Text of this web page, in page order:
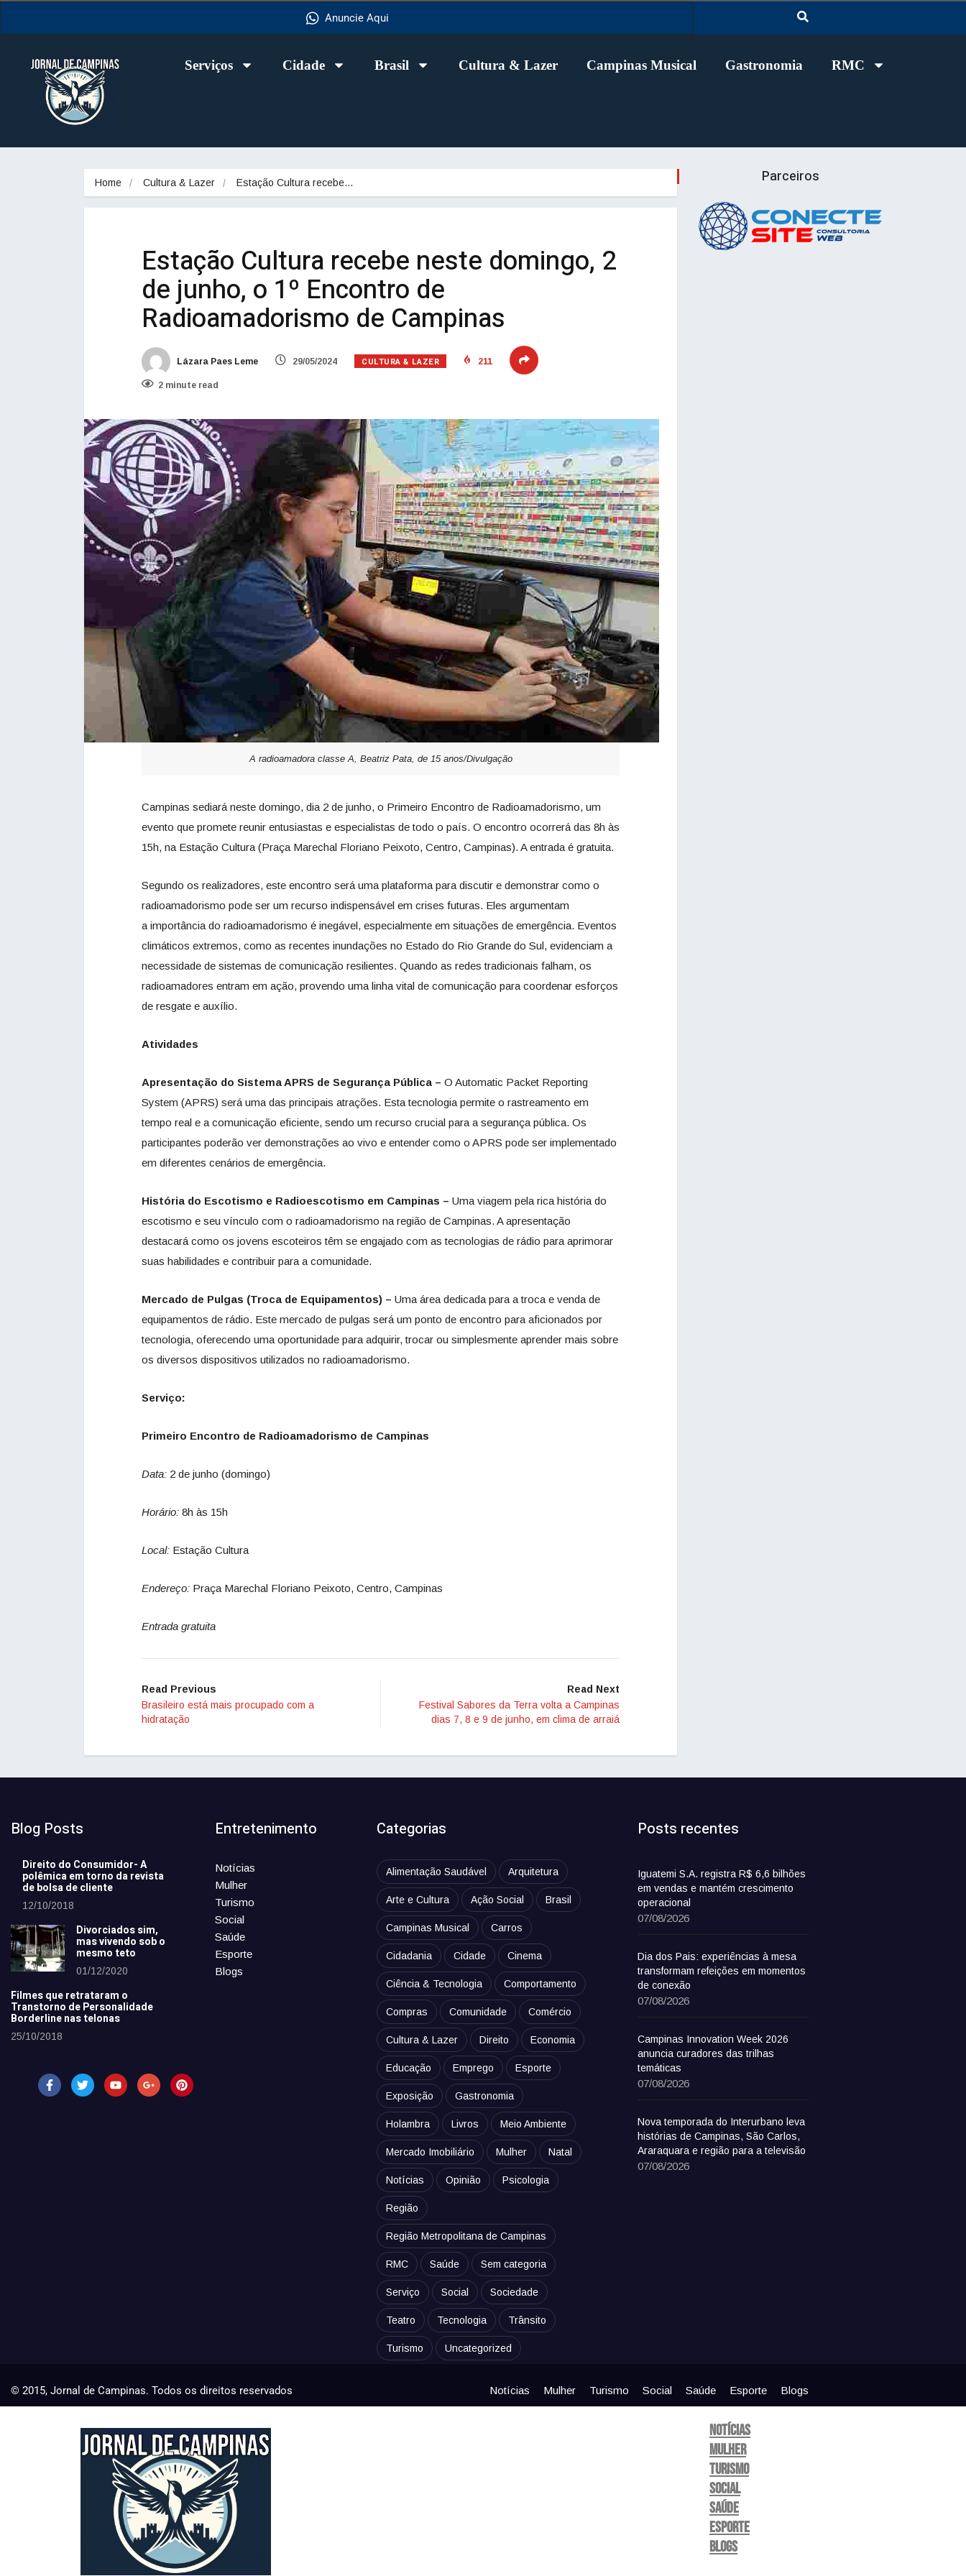
Anuncie Aqui
Serviços Cidade Brasil Cultura & Lazer Campinas Musical Gastronomia RMC
Home Cultura & Lazer Estação Cultura recebe…
Estação Cultura recebe neste domingo, 2
de junho, o 1º Encontro de
Radioamadorismo de Campinas
Lázara Paes Leme 29/05/2024 CULTURA & LAZER 211
2 minute read
A radioamadora classe A, Beatriz Pata, de 15 anos/Divulgação
Campinas sediará neste domingo, dia 2 de junho, o Primeiro Encontro de Radioamadorismo, um
evento que promete reunir entusiastas e especialistas de todo o país. O encontro ocorrerá das 8h às
15h, na Estação Cultura (Praça Marechal Floriano Peixoto, Centro, Campinas). A entrada é gratuita.
Segundo os realizadores, este encontro será uma plataforma para discutir e demonstrar como o
radioamadorismo pode ser um recurso indispensável em crises futuras. Eles argumentam
a importância do radioamadorismo é inegável, especialmente em situações de emergência. Eventos
climáticos extremos, como as recentes inundações no Estado do Rio Grande do Sul, evidenciam a
necessidade de sistemas de comunicação resilientes. Quando as redes tradicionais falham, os
radioamadores entram em ação, provendo uma linha vital de comunicação para coordenar esforços
de resgate e auxílio.
Atividades
Apresentação do Sistema APRS de Segurança Pública – O Automatic Packet Reporting
System (APRS) será uma das principais atrações. Esta tecnologia permite o rastreamento em
tempo real e a comunicação eficiente, sendo um recurso crucial para a segurança pública. Os
participantes poderão ver demonstrações ao vivo e entender como o APRS pode ser implementado
em diferentes cenários de emergência.
História do Escotismo e Radioescotismo em Campinas – Uma viagem pela rica história do
escotismo e seu vínculo com o radioamadorismo na região de Campinas. A apresentação
destacará como os jovens escoteiros têm se engajado com as tecnologias de rádio para aprimorar
suas habilidades e contribuir para a comunidade.
Mercado de Pulgas (Troca de Equipamentos) – Uma área dedicada para a troca e venda de
equipamentos de rádio. Este mercado de pulgas será um ponto de encontro para aficionados por
tecnologia, oferecendo uma oportunidade para adquirir, trocar ou simplesmente aprender mais sobre
os diversos dispositivos utilizados no radioamadorismo.
Serviço:
Primeiro Encontro de Radioamadorismo de Campinas
Data: 2 de junho (domingo)
Horário: 8h às 15h
Local: Estação Cultura
Endereço: Praça Marechal Floriano Peixoto, Centro, Campinas
Entrada gratuita
Read Previous
Brasileiro está mais procupado com a
hidratação
Read Next
Festival Sabores da Terra volta a Campinas
dias 7, 8 e 9 de junho, em clima de arraiá
Parceiros
Blog Posts
Direito do Consumidor- A
polêmica em torno da revista
de bolsa de cliente
12/10/2018
Divorciados sim,
mas vivendo sob o
mesmo teto
01/12/2020
Filmes que retrataram o
Transtorno de Personalidade
Borderline nas telonas
25/10/2018
Entretenimento
Notícias
Mulher
Turismo
Social
Saúde
Esporte
Blogs
Categorias
Alimentação Saudável Arquitetura
Arte e Cultura Ação Social Brasil
Campinas Musical Carros
Cidadania Cidade Cinema
Ciência & Tecnologia Comportamento
Compras Comunidade Comércio
Cultura & Lazer Direito Economia
Educação Emprego Esporte
Exposição Gastronomia
Holambra Livros Meio Ambiente
Mercado Imobiliário Mulher Natal
Notícias Opinião Psicologia
Região
Região Metropolitana de Campinas
RMC Saúde Sem categoria
Serviço Social Sociedade
Teatro Tecnologia Trânsito
Turismo Uncategorized
Posts recentes
Iguatemi S.A. registra R$ 6,6 bilhões
em vendas e mantém crescimento
operacional
07/08/2026
Dia dos Pais: experiências à mesa
transformam refeições em momentos
de conexão
07/08/2026
Campinas Innovation Week 2026
anuncia curadores das trilhas
temáticas
07/08/2026
Nova temporada do Interurbano leva
histórias de Campinas, São Carlos,
Araraquara e região para a televisão
07/08/2026
© 2015, Jornal de Campinas. Todos os direitos reservados Notícias Mulher Turismo Social Saúde Esporte Blogs
Notícias
Mulher
Turismo
Social
Saúde
Esporte
Blogs